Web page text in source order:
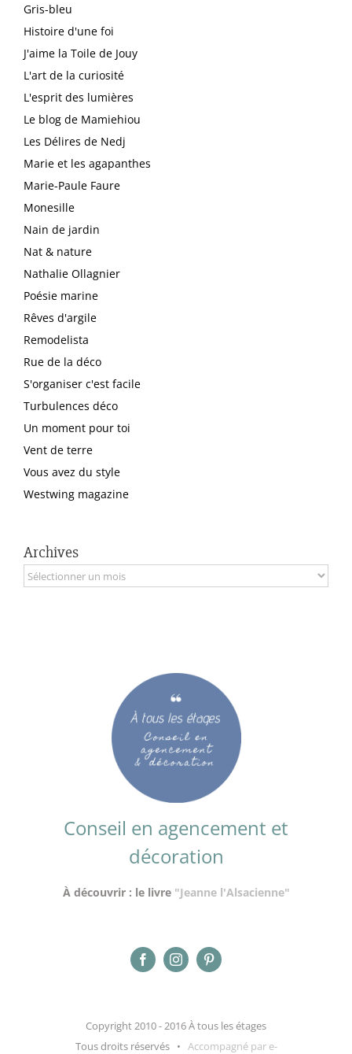
Gris-bleu
Histoire d'une foi
J'aime la Toile de Jouy
L'art de la curiosité
L'esprit des lumières
Le blog de Mamiehiou
Les Délires de Nedj
Marie et les agapanthes
Marie-Paule Faure
Monesille
Nain de jardin
Nat & nature
Nathalie Ollagnier
Poésie marine
Rêves d'argile
Remodelista
Rue de la déco
S'organiser c'est facile
Turbulences déco
Un moment pour toi
Vent de terre
Vous avez du style
Westwing magazine
Archives
Archives
Conseil en agencement et
décoration
À découvrir : le livre "Jeanne l'Alsacienne"
Copyright 2010 - 2016 À tous les étages
Tous droits réservés • Accompagné par e-